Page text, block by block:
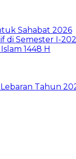
Sahabat 2026
di Semester I-
1448 H
Tahun